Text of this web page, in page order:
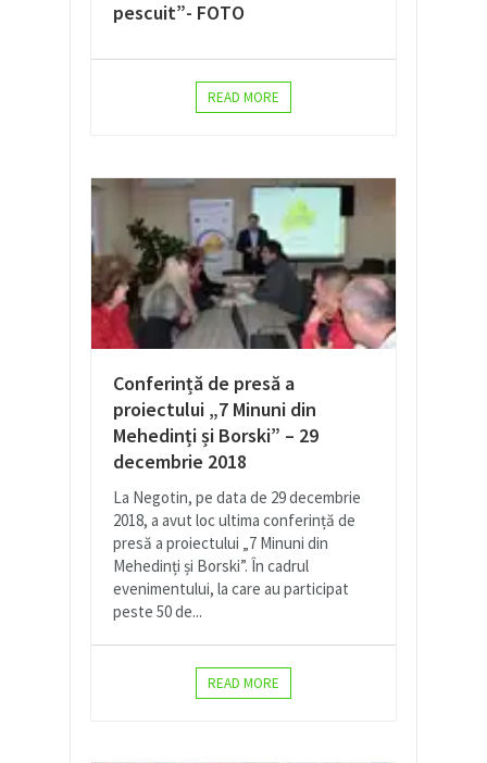
pescuit”- FOTO
READ MORE
Conferință de presă a
proiectului „7 Minuni din
Mehedinți și Borski” – 29
decembrie 2018
La Negotin, pe data de 29 decembrie
2018, a avut loc ultima conferință de
presă a proiectului „7 Minuni din
Mehedinți și Borski”. În cadrul
evenimentului, la care au participat
peste 50 de...
READ MORE